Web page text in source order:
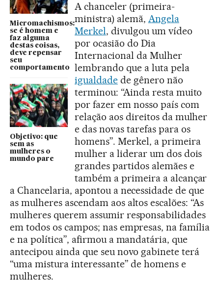
Micromachismos:
se é homem e
faz alguma
destas coisas,
deve repensar
seu
comportamento
Objetivo: que
sem as
mulheres o
mundo pare
A chanceler (primeira-
ministra) alemã, Angela
Merkel, divulgou um vídeo
por ocasião do Dia
Internacional da Mulher
lembrando que a luta pela
igualdadede gênero não
terminou: “Ainda resta muito
por fazer em nosso país com
relação aos direitos da mulher
e das novas tarefas para os
homens”. Merkel, a primeira
mulher a liderar um dos dois
grandes partidos alemães e
também a primeira a alcançar
a Chancelaria, apontou a necessidade de que
as mulheres ascendam aos altos escalões: “As
mulheres querem assumir responsabilidades
em todos os campos; nas empresas, na família
e na política”, afirmou a mandatária, que
antecipou ainda que seu novo gabinete terá
“uma mistura interessante” de homens e
mulheres.